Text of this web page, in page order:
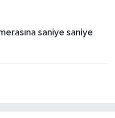
saniye saniye